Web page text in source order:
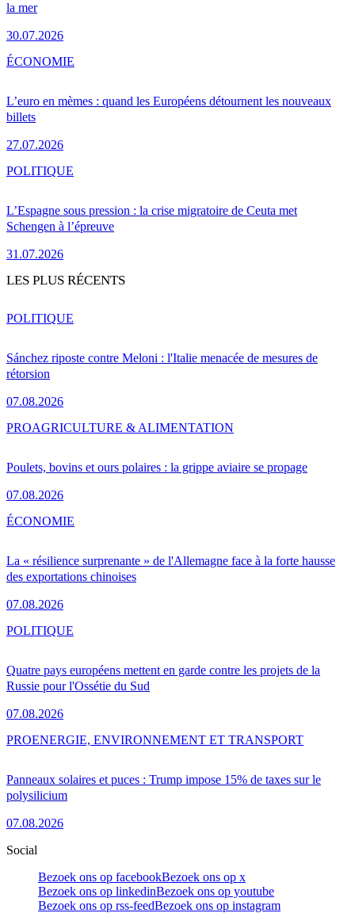
la mer
30.07.2026
L’euro en mèmes : quand les Européens détournent les nouveaux
billets
27.07.2026
ÉCONOMIE
L’Espagne sous pression : la crise migratoire de Ceuta met
Schengen à l’épreuve
31.07.2026
POLITIQUE
LES PLUS RÉCENTS
Sánchez riposte contre Meloni : l'Italie menacée de mesures de
rétorsion
07.08.2026
POLITIQUE
Poulets, bovins et ours polaires : la grippe aviaire se propage
07.08.2026
PROAGRICULTURE & ALIMENTATION
La « résilience surprenante » de l'Allemagne face à la forte hausse
des exportations chinoises
07.08.2026
ÉCONOMIE
Quatre pays européens mettent en garde contre les projets de la
Russie pour l'Ossétie du Sud
07.08.2026
POLITIQUE
Panneaux solaires et puces : Trump impose 15% de taxes sur le
polysilicium
07.08.2026
PROENERGIE, ENVIRONNEMENT ET TRANSPORT
Social
Bezoek ons op facebookBezoek ons op x
Bezoek ons op linkedinBezoek ons op youtube
Bezoek ons op rss-feedBezoek ons op instagram